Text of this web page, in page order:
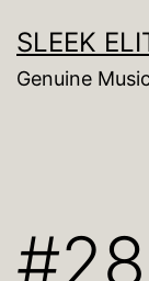
ン
テ
SLEEK
Genuine